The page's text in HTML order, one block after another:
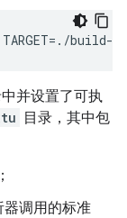
并设置了可执
目录，其中包
器调用的标准